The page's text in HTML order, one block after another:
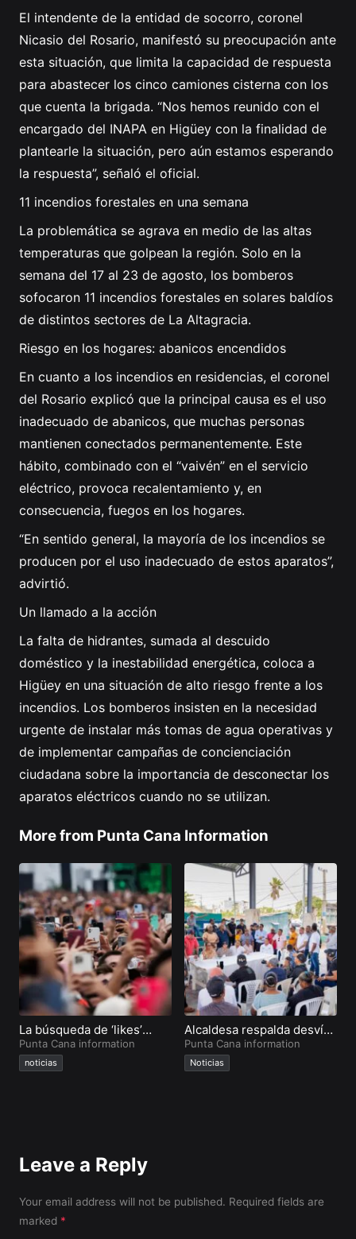
El intendente de la entidad de socorro, coronel
Nicasio del Rosario, manifestó su preocupación ante
esta situación, que limita la capacidad de respuesta
para abastecer los cinco camiones cisterna con los
que cuenta la brigada. “Nos hemos reunido con el
encargado del INAPA en Higüey con la finalidad de
plantearle la situación, pero aún estamos esperando
la respuesta”, señaló el oficial.
11 incendios forestales en una semana
La problemática se agrava en medio de las altas
temperaturas que golpean la región. Solo en la
semana del 17 al 23 de agosto, los bomberos
sofocaron 11 incendios forestales en solares baldíos
de distintos sectores de La Altagracia.
Riesgo en los hogares: abanicos encendidos
En cuanto a los incendios en residencias, el coronel
del Rosario explicó que la principal causa es el uso
inadecuado de abanicos, que muchas personas
mantienen conectados permanentemente. Este
hábito, combinado con el “vaivén” en el servicio
eléctrico, provoca recalentamiento y, en
consecuencia, fuegos en los hogares.
“En sentido general, la mayoría de los incendios se
producen por el uso inadecuado de estos aparatos”,
advirtió.
Un llamado a la acción
La falta de hidrantes, sumada al descuido
doméstico y la inestabilidad energética, coloca a
Higüey en una situación de alto riesgo frente a los
incendios. Los bomberos insisten en la necesidad
urgente de instalar más tomas de agua operativas y
de implementar campañas de concienciación
ciudadana sobre la importancia de desconectar los
aparatos eléctricos cuando no se utilizan.
More from Punta Cana Information
La búsqueda de ‘likes’
afecta la salud mental,
advierten
Punta Cana information
noticias
Alcaldesa respalda desvío
de transporte pesado en
La Ceiba
Punta Cana information
Noticias
Leave a Reply
Your email address will not be published. Required fields are
marked *